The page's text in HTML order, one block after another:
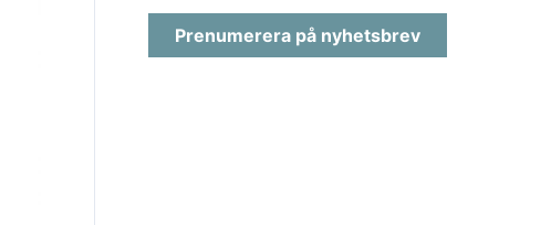
Prenumerera på nyhetsbrev